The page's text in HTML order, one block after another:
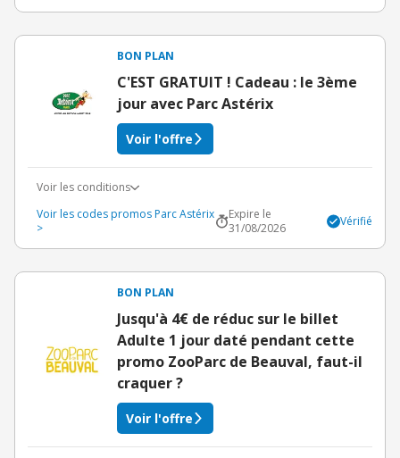
BON PLAN
C'EST GRATUIT ! Cadeau : le 3ème
jour avec Parc Astérix
Voir l'offre
Voir les conditions
Voir les codes promos Parc Astérix
>
Expire le
31/08/2026
Vérifié
BON PLAN
Jusqu'à 4€ de réduc sur le billet
Adulte 1 jour daté pendant cette
promo ZooParc de Beauval, faut-il
craquer ?
Voir l'offre